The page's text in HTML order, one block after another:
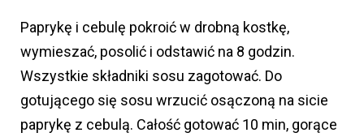
Paprykę i cebulę pokroić w drobną kostkę,
wymieszać, posolić i odstawić na 8 godzin.
Wszystkie składniki sosu zagotować. Do
gotującego się sosu wrzucić osączoną na sicie
paprykę z cebulą. Całość gotować 10 min, gorące